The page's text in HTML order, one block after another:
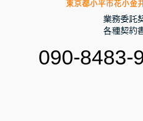
090-8483-